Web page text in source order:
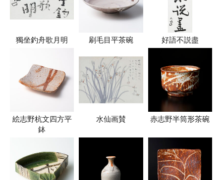
獨坐釣舟歌月明 刷毛目平茶碗 好語不説盡
絵志野杭文四方平
鉢
水仙画賛 赤志野半筒形茶碗